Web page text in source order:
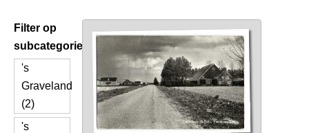
Filter op
subcategorie
's
Graveland
(2)
's